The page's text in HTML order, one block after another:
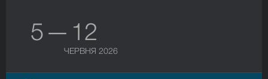
5 — 12
ЧЕРВНЯ 2026